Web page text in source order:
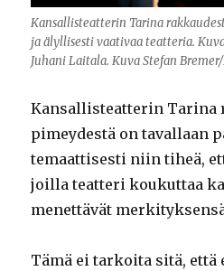
Kansallisteatterin Tarina
ja älyllisesti vaativaa teatteria.
Juhani Laitala. Kuva Stefan
Kansallisteatterin Tarina
pimeydestä on tavallaan
temaattisesti niin tiheä,
joilla teatteri koukuttaa
menettävät
Tämä ei tarkoita sitä,